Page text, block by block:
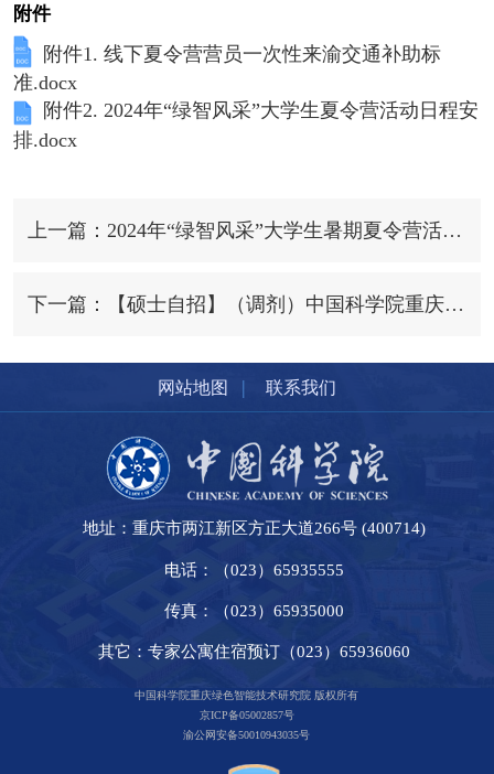
附件
附件1. 线下夏令营营员一次性来渝交通补助标
准.docx
附件2. 2024年“绿智风采”大学生夏令营活动日程安
排.docx
上一篇：2024年“绿智风采”大学生暑期夏令营活动圆满落幕
下一篇：【硕士自招】（调剂）中国科学院重庆研究院2024年硕士研究生招生调剂考生拟录取名单
网站地图 | 联系我们
地址：重庆市两江新区方正大道266号 (400714)
电话：（023）65935555
传真：（023）65935000
其它：专家公寓住宿预订（023）65936060
中国科学院重庆绿色智能技术研究院 版权所有
京ICP备05002857号
渝公网安备50010943035号